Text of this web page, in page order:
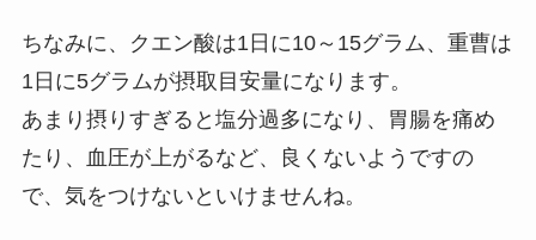
ちなみに、クエン酸は1日に10～15グラム、重曹は
1日に5グラムが摂取目安量になります。
あまり摂りすぎると塩分過多になり、胃腸を痛め
たり、血圧が上がるなど、良くないようですの
で、気をつけないといけませんね。